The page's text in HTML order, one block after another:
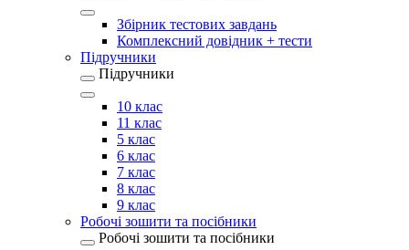
Збірник тестових завдань
Комплексний довідник + тести
Підручники
Підручники
10 клас
11 клас
5 клас
6 клас
7 клас
8 клас
9 клас
Робочі зошити та посібники
Робочі зошити та посібники